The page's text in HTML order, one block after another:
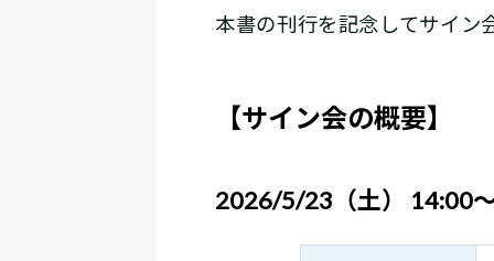
本書の刊行を記念してサイン
【サイン会の概要】
2026/5/23（土） 14:00